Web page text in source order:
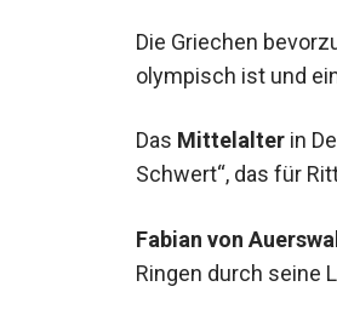
Die Griechen
olympisch ist und
Das Mittelalter in
Schwert“, das für
Fabian von
Ringen durch seine